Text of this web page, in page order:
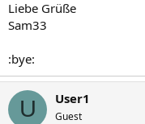
Liebe Grüße
Sam33
:bye:
U User1
Guest